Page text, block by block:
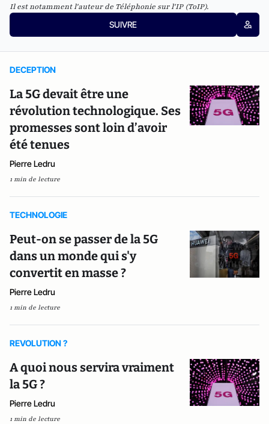
Il est notamment l'auteur de Téléphonie sur l'IP (ToIP).
SUIVRE
DECEPTION
La 5G devait être une
révolution technologique. Ses
promesses sont loin d’avoir
été tenues
Pierre Ledru
1 min de lecture
TECHNOLOGIE
Peut-on se passer de la 5G
dans un monde qui s'y
convertit en masse ?
Pierre Ledru
1 min de lecture
REVOLUTION ?
A quoi nous servira vraiment
la 5G ?
Pierre Ledru
1 min de lecture